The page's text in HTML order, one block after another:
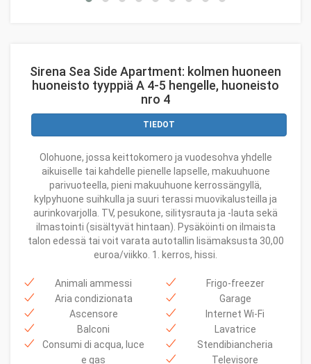
Sirena Sea Side Apartment: kolmen huoneen
huoneisto tyyppiä A 4-5 hengelle, huoneisto
nro 4
TIEDOT
Olohuone, jossa keittokomero ja vuodesohva yhdelle
aikuiselle tai kahdelle pienelle lapselle, makuuhuone
parivuoteella, pieni makuuhuone kerrossängyllä,
kylpyhuone suihkulla ja suuri terassi muovikalusteilla ja
aurinkovarjolla. TV, pesukone, silitysrauta ja -lauta sekä
ilmastointi (sisältyvät hintaan). Pysäköinti on ilmaista
talon edessä tai voit varata autotallin lisämaksusta 30,00
euroa/viikko. 1. kerros, hissi.
Animali ammessi
Aria condizionata
Ascensore
Balconi
Consumi di acqua, luce
e gas
Frigo-freezer
Garage
Internet Wi-Fi
Lavatrice
Stendibiancheria
Televisore